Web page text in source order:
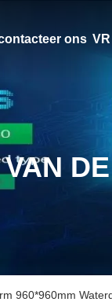
ons VR
960*960mm